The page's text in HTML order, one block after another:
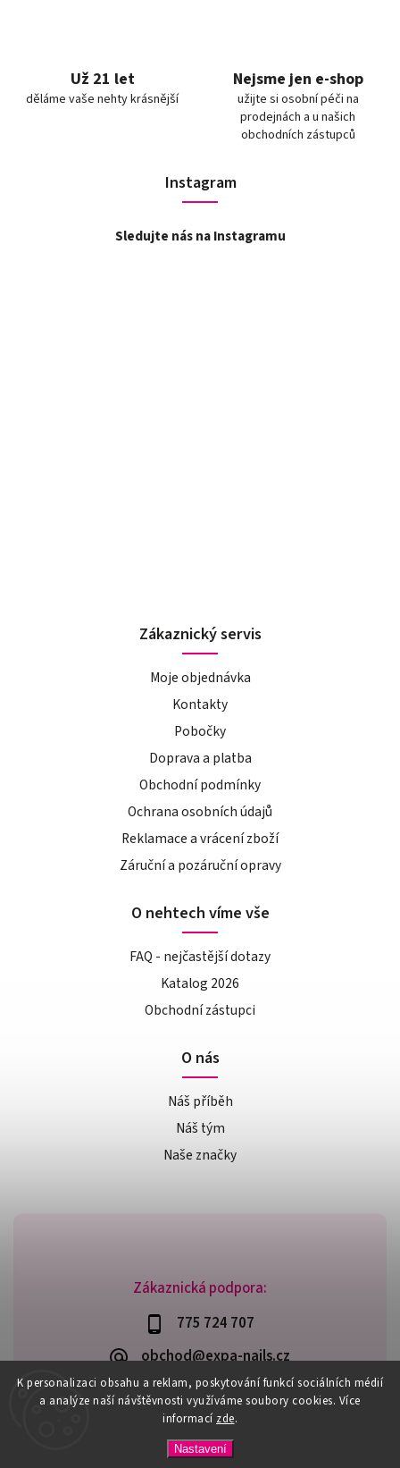
K personalizaci obsahu a reklam, poskytování funkcí sociálních médií
a analýze naší návštěvnosti využíváme soubory cookies. Více
informací zde.
Nastavení
Už 21 let
děláme vaše nehty krásnější
Nejsme jen e-shop
užijte si osobní péči na
prodejnách a u našich
obchodních zástupců
Zákaznická podpora:
775 724 707
obchod@expa-nails.cz
Instagram
Sledujte nás na Instagramu
Zákaznický servis
Moje objednávka
Kontakty
Pobočky
Doprava a platba
Obchodní podmínky
Ochrana osobních údajů
Reklamace a vrácení zboží
Záruční a pozáruční opravy
O nehtech víme vše
FAQ - nejčastější dotazy
Katalog 2026
Obchodní zástupci
O nás
Náš příběh
Náš tým
Naše značky
Expanails.cz. Všechna práva vyhrazena.
Upravit nastavení cookies